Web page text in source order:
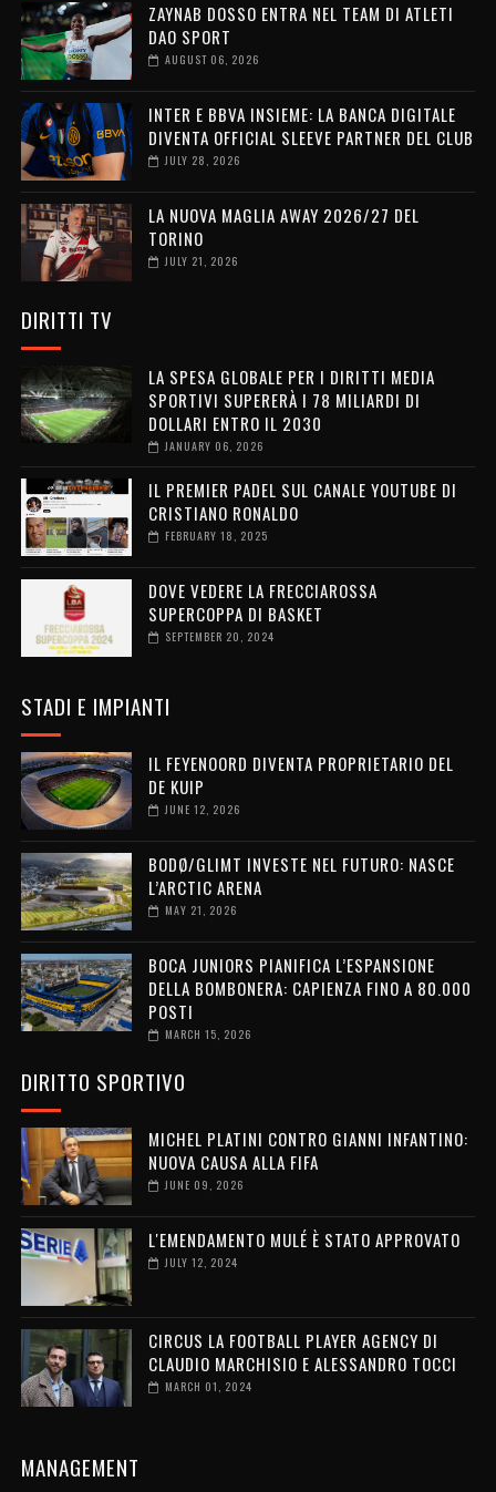
ZAYNAB DOSSO ENTRA NEL TEAM DI ATLETI
DAO SPORT
AUGUST 06, 2026
INTER E BBVA INSIEME: LA BANCA DIGITALE
DIVENTA OFFICIAL SLEEVE PARTNER DEL CLUB
JULY 28, 2026
LA NUOVA MAGLIA AWAY 2026/27 DEL
TORINO
JULY 21, 2026
DIRITTI TV
LA SPESA GLOBALE PER I DIRITTI MEDIA
SPORTIVI SUPERERÀ I 78 MILIARDI DI
DOLLARI ENTRO IL 2030
JANUARY 06, 2026
IL PREMIER PADEL SUL CANALE YOUTUBE DI
CRISTIANO RONALDO
FEBRUARY 18, 2025
DOVE VEDERE LA FRECCIAROSSA
SUPERCOPPA DI BASKET
SEPTEMBER 20, 2024
STADI E IMPIANTI
IL FEYENOORD DIVENTA PROPRIETARIO DEL
DE KUIP
JUNE 12, 2026
BODØ/GLIMT INVESTE NEL FUTURO: NASCE
L’ARCTIC ARENA
MAY 21, 2026
BOCA JUNIORS PIANIFICA L’ESPANSIONE
DELLA BOMBONERA: CAPIENZA FINO A 80.000
POSTI
MARCH 15, 2026
DIRITTO SPORTIVO
MICHEL PLATINI CONTRO GIANNI INFANTINO:
NUOVA CAUSA ALLA FIFA
JUNE 09, 2026
L'EMENDAMENTO MULÉ È STATO APPROVATO
JULY 12, 2024
CIRCUS LA FOOTBALL PLAYER AGENCY DI
CLAUDIO MARCHISIO E ALESSANDRO TOCCI
MARCH 01, 2024
MANAGEMENT